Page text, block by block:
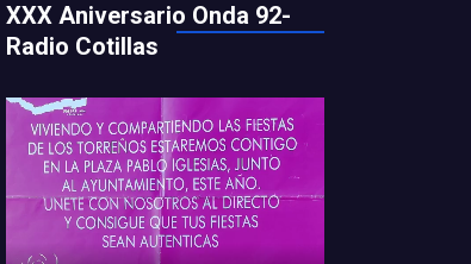
XXX Aniversario Onda 92-
Radio Cotillas